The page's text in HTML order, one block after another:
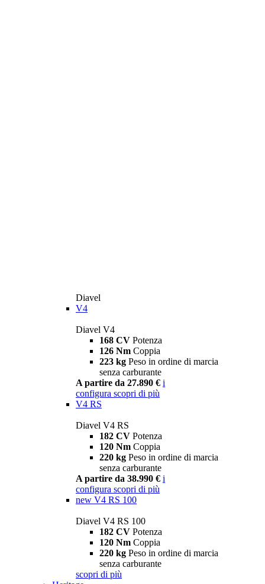
Diavel
V4
Diavel V4
168 CV Potenza
126 Nm Coppia
223 kg Peso in ordine di marcia
senza carburante
A partire da 27.890 € i
configura scopri di più
V4 RS
Diavel V4 RS
182 CV Potenza
120 Nm Coppia
220 kg Peso in ordine di marcia
senza carburante
A partire da 38.990 € i
configura scopri di più
new V4 RS 100
Diavel V4 RS 100
182 CV Potenza
120 Nm Coppia
220 kg Peso in ordine di marcia
senza carburante
scopri di più